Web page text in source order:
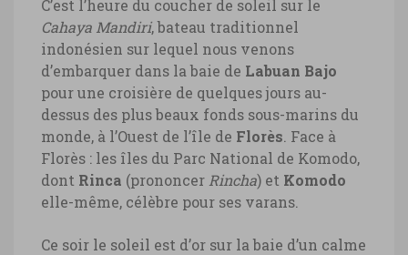
C’est l’heure du coucher de soleil sur le
Cahaya Mandiri, bateau traditionnel
indonésien sur lequel nous venons
d’embarquer dans la baie de Labuan Bajo
pour une croisière de quelques jours au-
dessus des plus beaux fonds sous-marins du
monde, à l’Ouest de l’île de Florès . Face à
Florès : les îles du Parc National de Komodo,
dont Rinca (prononcer Rincha) et Komodo
elle-même, célèbre pour ses varans.
Ce soir le soleil est d’or sur la baie d’un calme